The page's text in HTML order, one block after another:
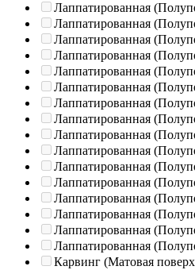
Лаппатированная
Лаппатированная
Лаппатированная
Лаппатированная
Лаппатированная
Лаппатированная
Лаппатированная
Лаппатированная
Лаппатированная
Лаппатированная
Лаппатированная
Лаппатированная
Лаппатированная
Лаппатированная
Лаппатированная
Лаппатированная
Карвинг (Матовая